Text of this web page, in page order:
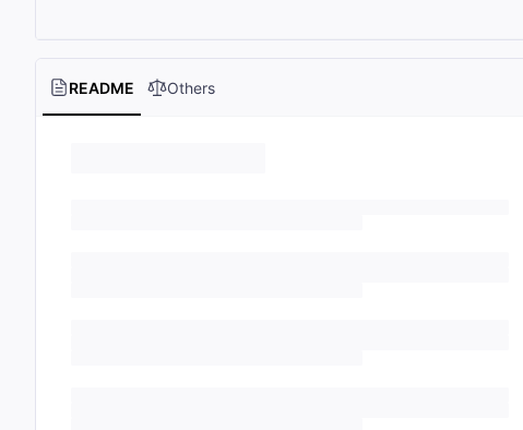
README Others